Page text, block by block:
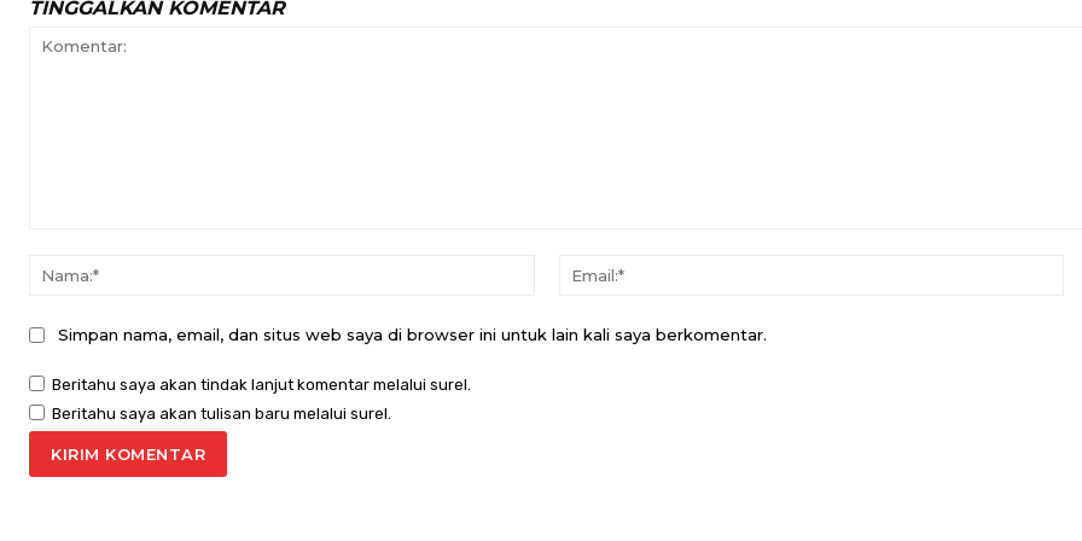
TINGGALKAN KOMENTAR
Nama:*
Simpan nama, email, dan situs web saya di browser ini untuk lain kali saya berkomentar.
Beritahu saya akan tindak lanjut komentar melalui surel.
Beritahu saya akan tulisan baru melalui surel.